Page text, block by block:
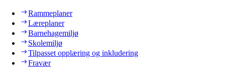
Rammeplaner
Læreplaner
Barnehagemiljø
Skolemiljø
Tilpasset opplæring og inkludering
Fravær